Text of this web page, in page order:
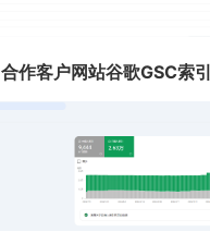
合作客户网站谷歌GSC索